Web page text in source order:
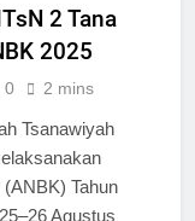
2 Tana
2025
0 2 mins
Tsanawiyah
Tahun
Agustus